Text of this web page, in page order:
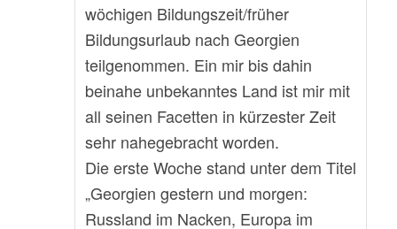
wöchigen Bildungszeit/früher
Bildungsurlaub nach Georgien
teilgenommen. Ein mir bis dahin
beinahe unbekanntes Land ist mir mit
all seinen Facetten in kürzester Zeit
sehr nahegebracht worden.
Die erste Woche stand unter dem Titel
„Georgien gestern und morgen:
Russland im Nacken, Europa im